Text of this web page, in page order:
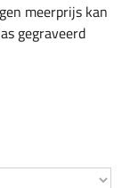
meerprijs kan
gegraveerd